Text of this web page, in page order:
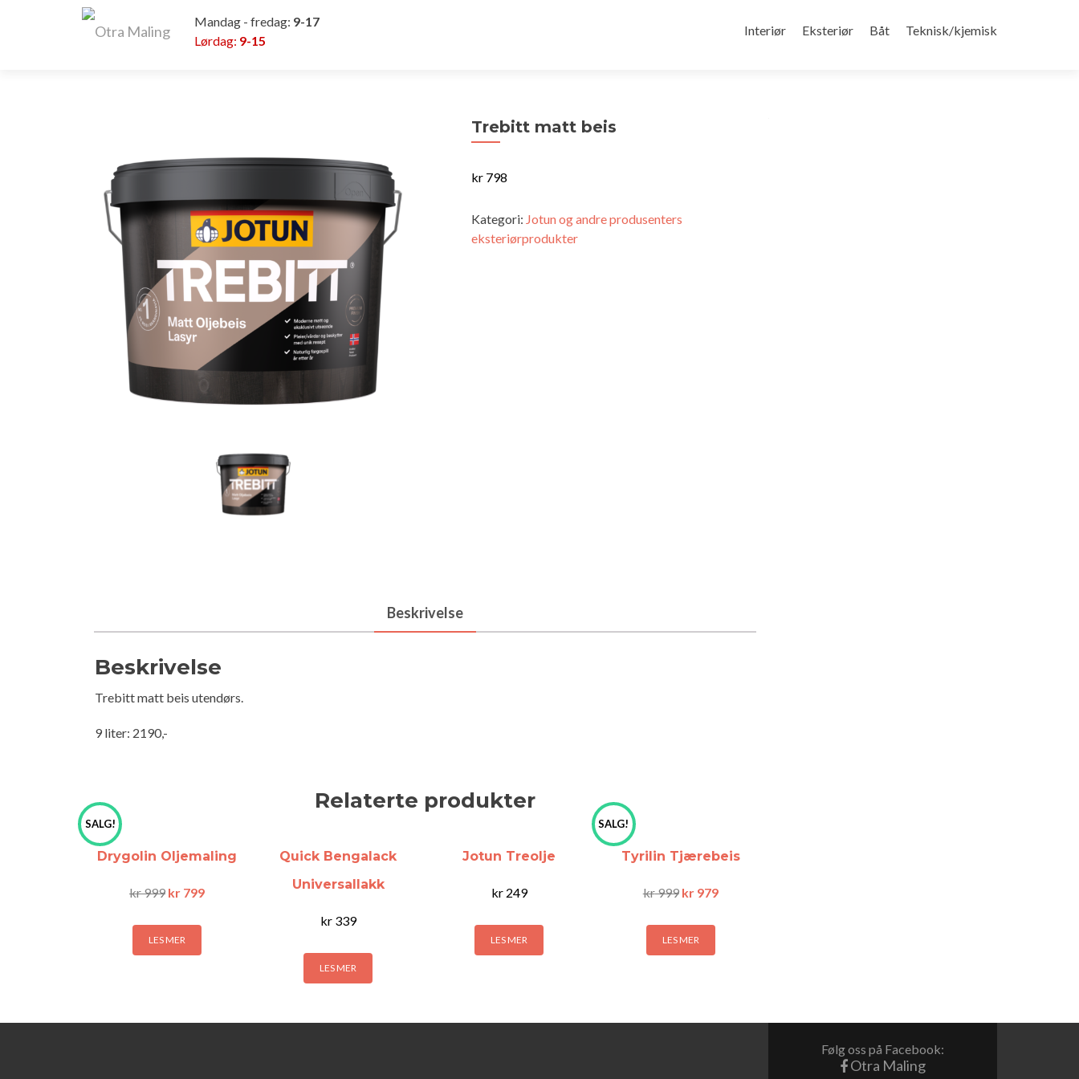
Mandag - fredag: 9-17
Lørdag: 9-15
til
Interiør Eksteriør Båt Teknisk/kjemisk
Trebitt matt beis
kr 798
Kategori: Jotun og andre produsenters
eksteriørprodukter
Beskrivelse
Beskrivelse
Trebitt matt beis utendørs.
9 liter: 2190,-
Relaterte produkter
SALG!
Drygolin Oljemaling
kr999 kr799
LES MER
Quick Bengalack
Universallakk
kr339
LES MER
Jotun Treolje
kr249
LES MER
SALG!
Tyrilin Tjærebeis
kr999 kr979
LES MER
Følg oss på Facebook:
Otra Maling